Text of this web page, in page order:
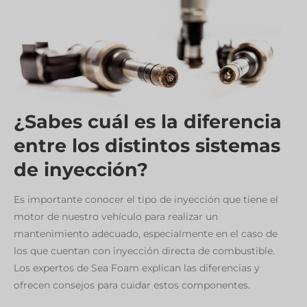
¿Sabes cuál es la diferencia
entre los distintos sistemas
de inyección?
Es importante conocer el tipo de inyección que tiene el
motor de nuestro vehículo para realizar un
mantenimiento adecuado, especialmente en el caso de
los que cuentan con inyección directa de combustible.
Los expertos de Sea Foam explican las diferencias y
ofrecen consejos para cuidar estos componentes.